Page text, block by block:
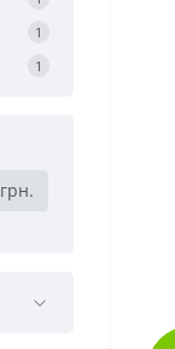
1
1
грн.